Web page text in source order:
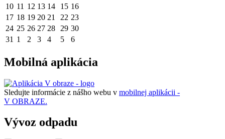
10 11 12 13 14 15 16
17 18 19 20 21 22 23
24 25 26 27 28 29 30
31 1 2 3 4 5 6
Mobilná aplikácia
Sledujte informácie z nášho webu v mobilnej aplikácii -
V OBRAZE.
Vývoz odpadu